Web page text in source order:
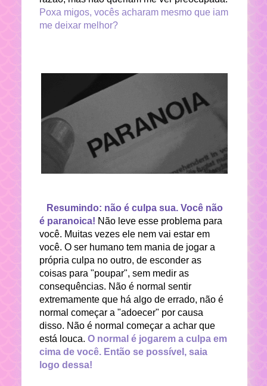
Poxa migos, vocês acharam mesmo que iam
me deixar melhor?
Resumindo: não é culpa sua. Você não
é paranoica! Não leve esse problema para
você. Muitas vezes ele nem vai estar em
você. O ser humano tem mania de jogar a
própria culpa no outro, de esconder as
coisas para "poupar", sem medir as
consequências. Não é normal sentir
extremamente que há algo de errado, não é
normal começar a "adoecer" por causa
disso. Não é normal começar a achar que
está louca. O normal é jogarem a culpa em
cima de você. Então se possível, saia
logo dessa!